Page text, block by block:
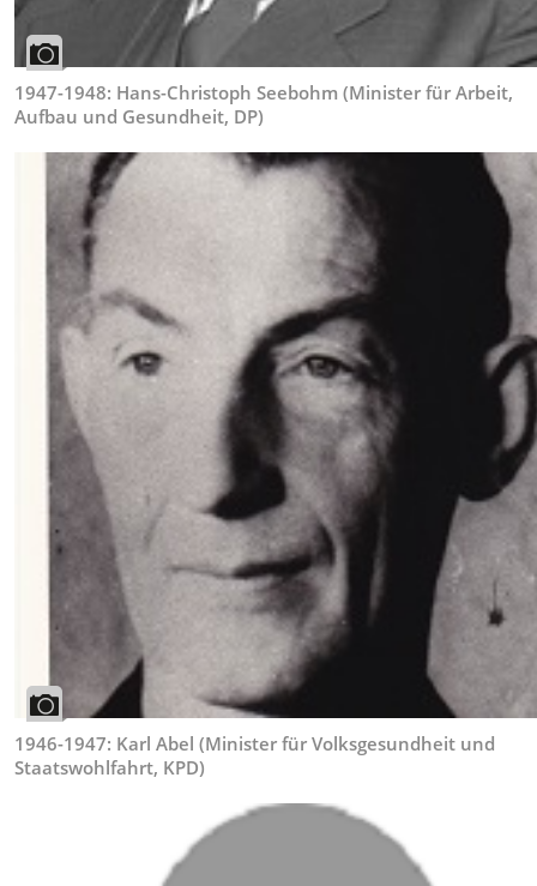
1947-1948: Hans-Christoph Seebohm (Minister für Arbeit,
Aufbau und Gesundheit, DP)
1946-1947: Karl Abel (Minister für Volksgesundheit und
Staatswohlfahrt, KPD)